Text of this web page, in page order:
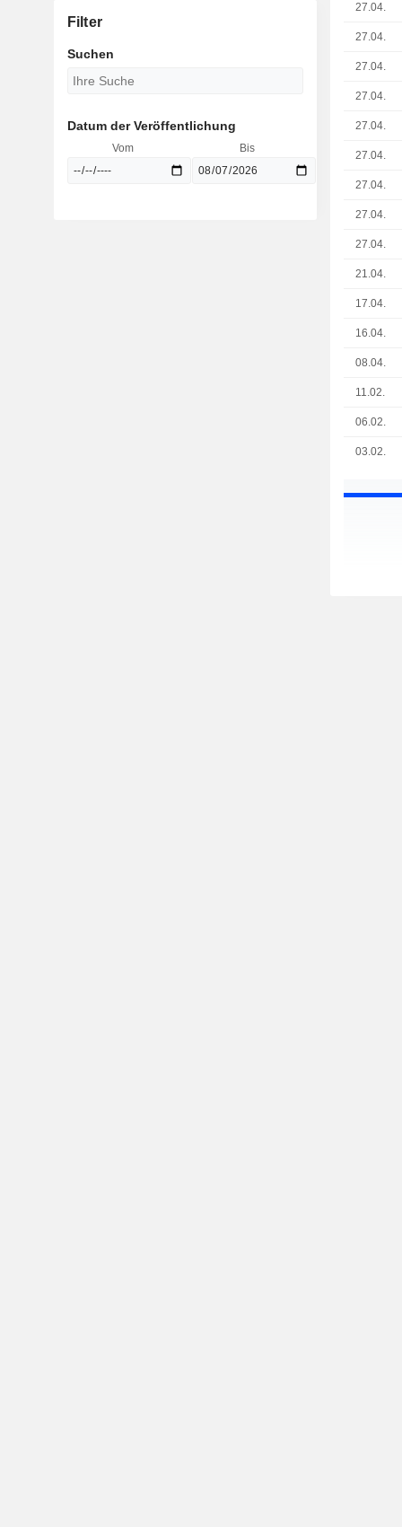
27.04.
27.04.
27.04.
27.04.
27.04.
27.04.
27.04.
27.04.
27.04.
21.04.
17.04.
16.04.
08.04.
11.02.
06.02.
03.02.
Filter
Suchen
Datum der Veröffentlichung
Vom Bis